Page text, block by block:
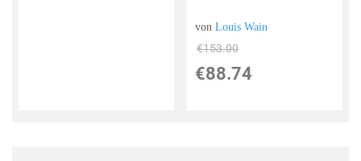
vonLouis Wain
€153.00
€88.74